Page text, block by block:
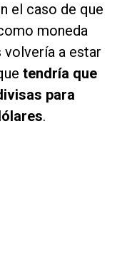
el caso de que
moneda
volvería a estar
tendría que
para
.